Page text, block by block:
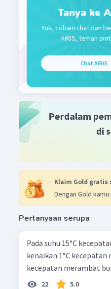
tertentu atau
melingkar.
θ = ω t
θ = 80π . 30
θ = 2400π
θ = 7536
Jadi, poros
menit telah
Beri Rating·
Tanya ke
Yuk, cobain chat dan
AiRIS, teman
Chat AiRIS
Perdalam
di
Klaim Gold gratis
Dengan Gold
Pertanyaan serupa
Pada suhu 15°C
kenaikan 1°C
kecepatan merambat
22 5.0